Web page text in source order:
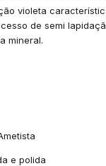
violeta
de semi
mineral.
e polida